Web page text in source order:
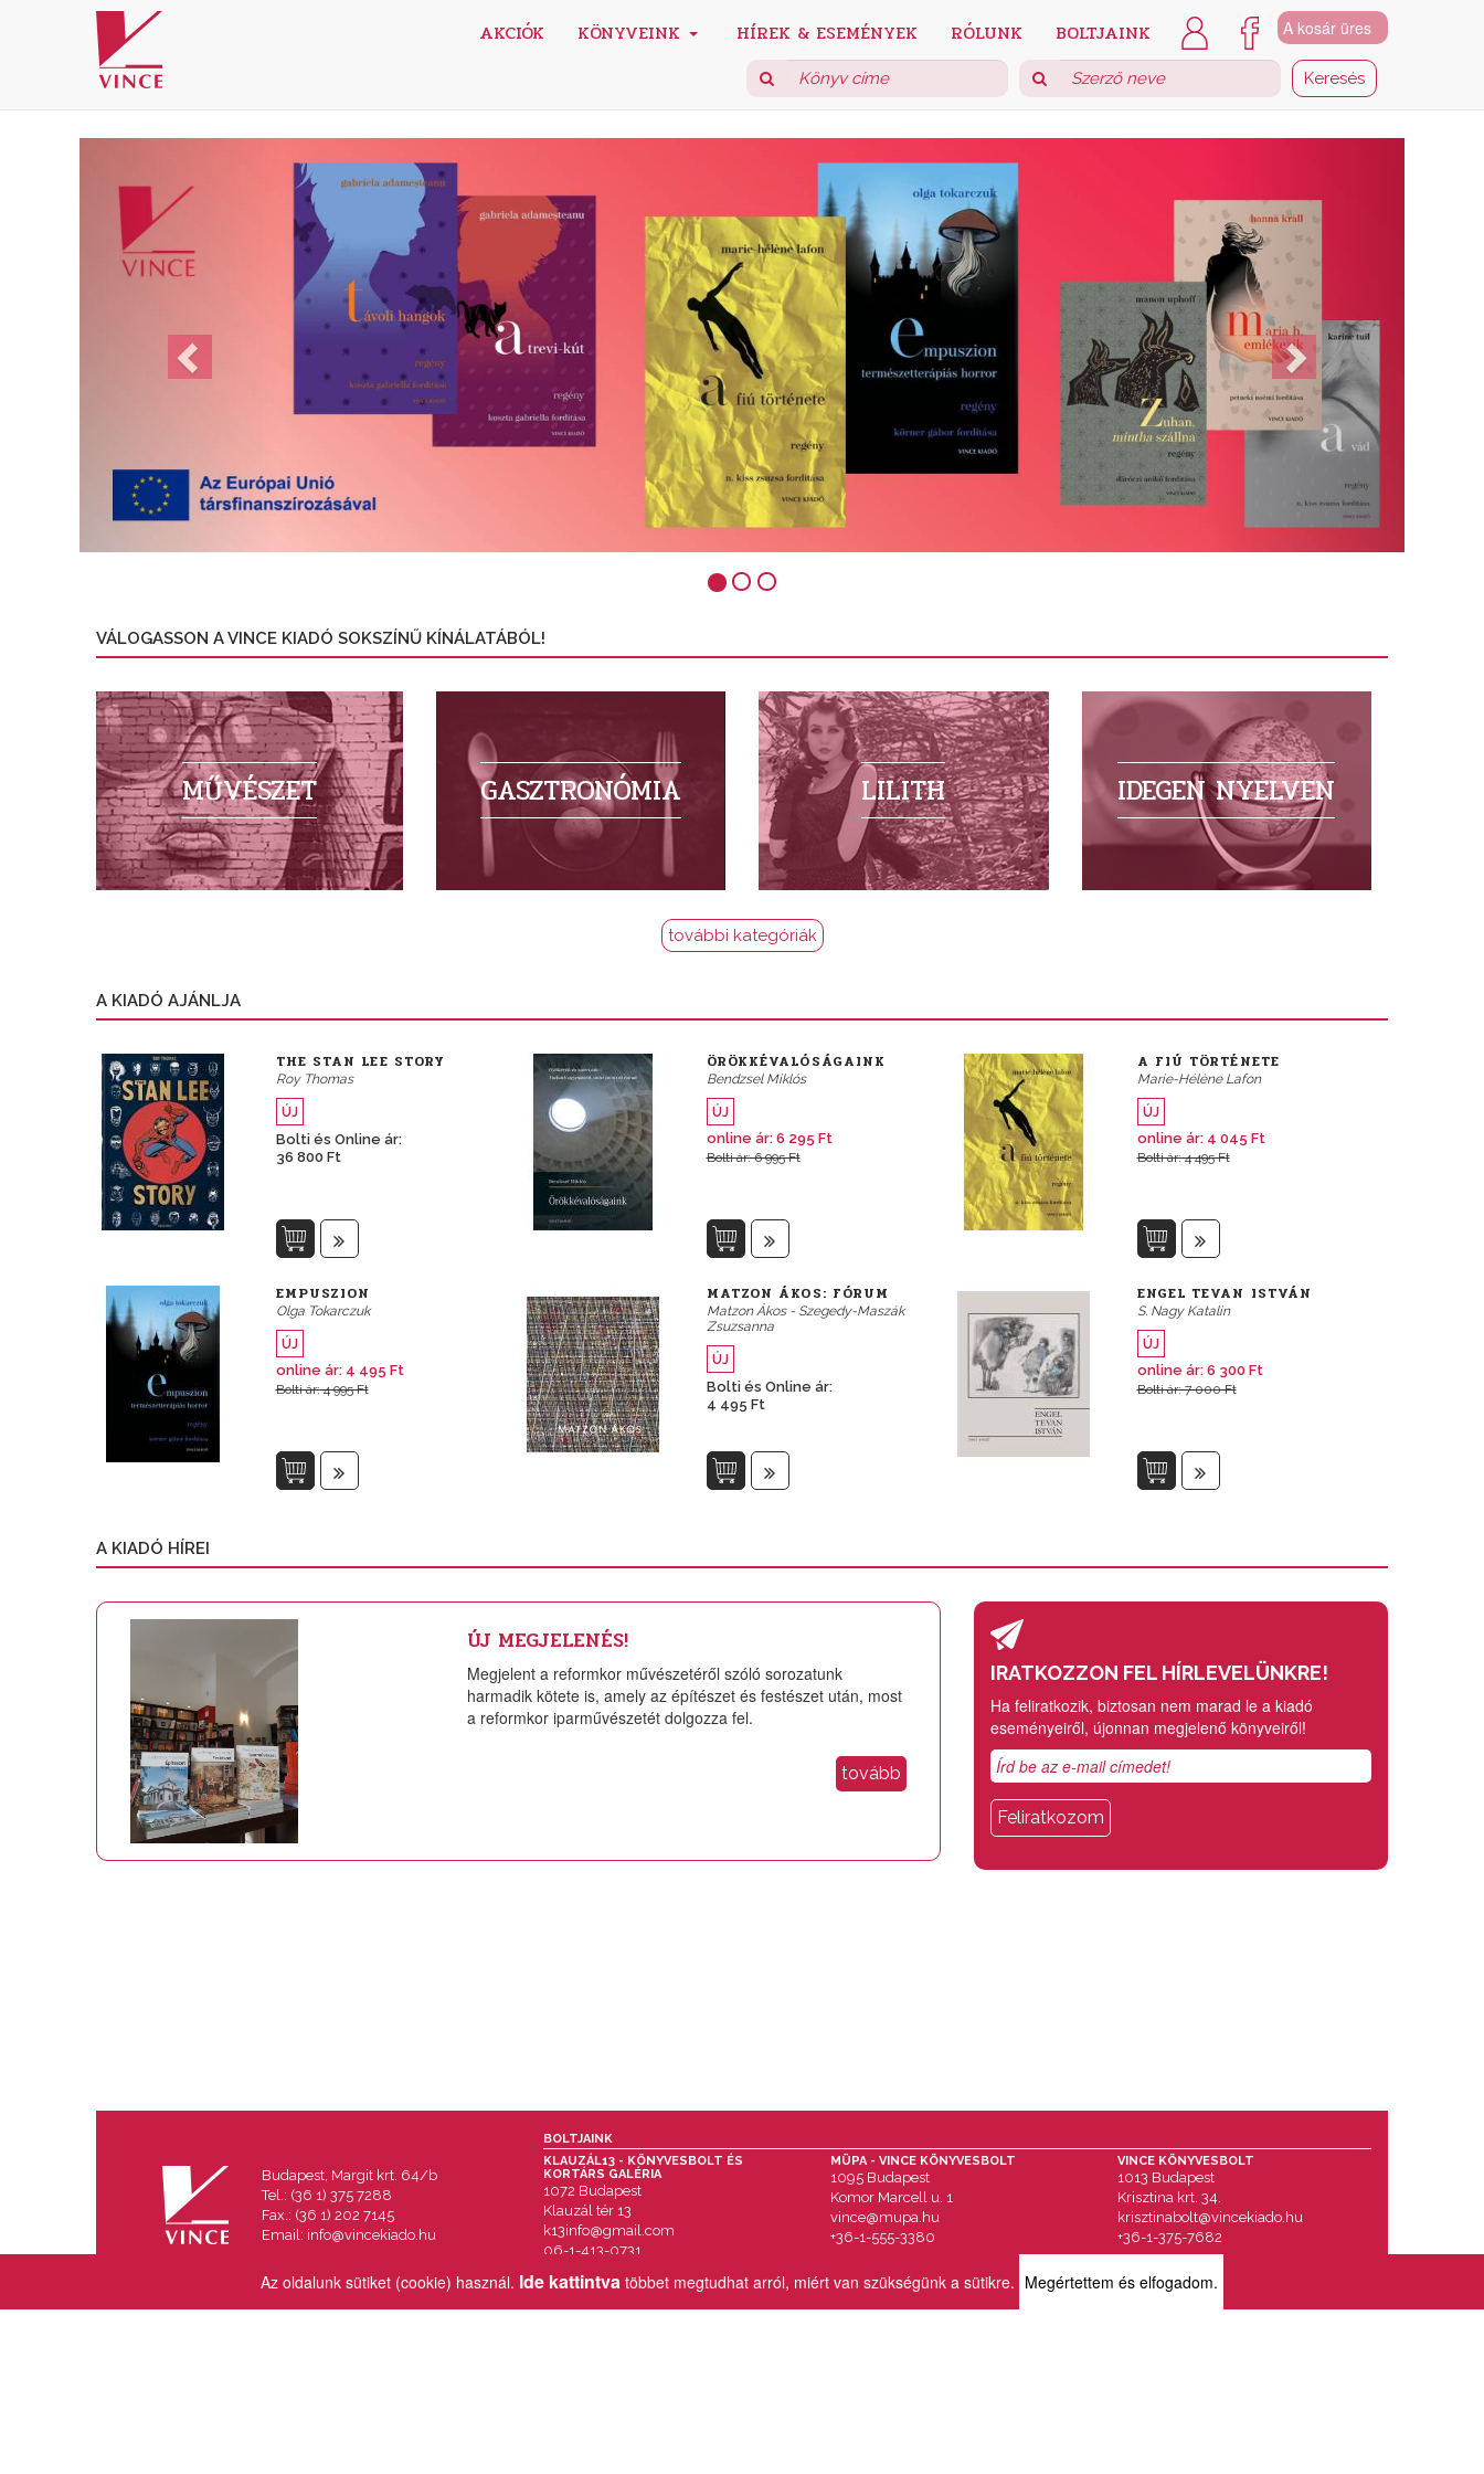
Az oldalunk sütiket (cookie) használ. Ide kattintva többet megtudhat arról, miért van szükségünk a sütikre. Megértettem és elfogadom.
A kosár üres
AKCIÓK KÖNYVEINK HÍREK & ESEMÉNYEK RÓLUNK BOLTJAINK
VÁLOGASSON A VINCE KIADÓ SOKSZÍNŰ KÍNÁLATÁBÓL!
MŰVÉSZET GASZTRONÓMIA LILITH IDEGEN NYELVEN
további kategóriák
A KIADÓ AJÁNLJA
THE STAN LEE STORY
Roy Thomas
ÚJ
Bolti és Online ár:
36 800 Ft
ÖRÖKKÉVALÓSÁGAINK
Bendzsel Miklós
ÚJ
online ár: 6 295 Ft
Bolti ár: 6 995 Ft
A FIÚ TÖRTÉNETE
Marie-Hélène Lafon
ÚJ
online ár: 4 045 Ft
Bolti ár: 4 495 Ft
EMPUSZION
Olga Tokarczuk
ÚJ
online ár: 4 495 Ft
Bolti ár: 4 995 Ft
MATZON ÁKOS: FÓRUM
Matzon Ákos - Szegedy-Maszák
Zsuzsanna
ÚJ
Bolti és Online ár:
4 495 Ft
ENGEL TEVAN ISTVÁN
S. Nagy Katalin
ÚJ
online ár: 6 300 Ft
Bolti ár: 7 000 Ft
A KIADÓ HÍREI
ÚJ MEGJELENÉS!
Megjelent a reformkor művészetéről szóló sorozatunk
harmadik kötete is, amely az építészet és festészet után, most
a reformkor iparművészetét dolgozza fel.
tovább
IRATKOZZON FEL HÍRLEVELÜNKRE!
Ha feliratkozik, biztosan nem marad le a kiadó
eseményeiről, újonnan megjelenő könyveiről!
Budapest, Margit krt. 64/b
Tel.: (36 1) 375 7288
Fax.: (36 1) 202 7145
Email: info@vincekiado.hu
BOLTJAINK
KLAUZÁL13 - KÖNYVESBOLT ÉS
KORTÁRS GALÉRIA
1072 Budapest
Klauzál tér 13
k13info@gmail.com
06-1-413-0731
MÜPA - VINCE KÖNYVESBOLT
1095 Budapest
Komor Marcell u. 1
vince@mupa.hu
+36-1-555-3380
VINCE KÖNYVESBOLT
1013 Budapest
Krisztina krt. 34.
krisztinabolt@vincekiado.hu
+36-1-375-7682